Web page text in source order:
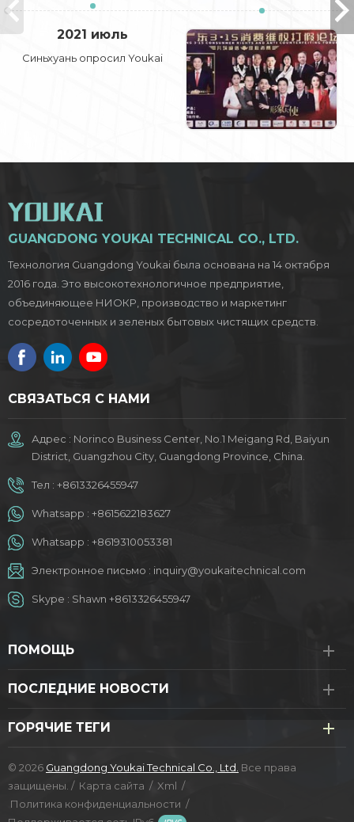
2021 июль
Синьхуань опросил Youkai
GUANGDONG YOUKAI TECHNICAL CO., LTD.
Технология Guangdong Youkai была основана на 14 октября
2016 года. Это высокотехнологичное предприятие,
объединяющее НИОКР, производство и маркетинг
сосредоточенных и зеленых бытовых чистящих средств.
СВЯЗАТЬСЯ С НАМИ
Адрес : Norinco Business Center, No.1 Meigang Rd, Baiyun
District, Guangzhou City, Guangdong Province, China.
Тел : +8613326455947
Whatsapp : +8615622183627
Whatsapp : +8619310053381
Электронное письмо : inquiry@youkaitechnical.com
Skype : Shawn +8613326455947
ПОМОЩЬ
ПОСЛЕДНИЕ НОВОСТИ
ГОРЯЧИЕ ТЕГИ
© 2026 Guangdong Youkai Technical Co., Ltd. Все права
защищены. / Карта сайта / Xml /
Политика конфиденциальности /